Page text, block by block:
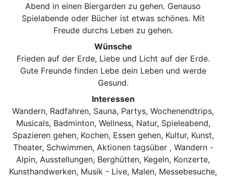
Abend in einen Biergarden zu gehen. Genauso
Spielabende oder Bücher ist etwas schönes. Mit
Freude durchs Leben zu gehen.
Wünsche
Frieden auf der Erde, Liebe und Licht auf der Erde.
Gute Freunde finden Lebe dein Leben und werde
Gesund.
Interessen
Wandern, Radfahren, Sauna, Partys, Wochenendtrips,
Musicals, Badminton, Wellness, Natur, Spieleabend,
Spazieren gehen, Kochen, Essen gehen, Kultur, Kunst,
Theater, Schwimmen, Aktionen tagsüber , Wandern -
Alpin, Ausstellungen, Berghütten, Kegeln, Konzerte,
Kunsthandwerken, Musik - Live, Malen, Messebesuche,